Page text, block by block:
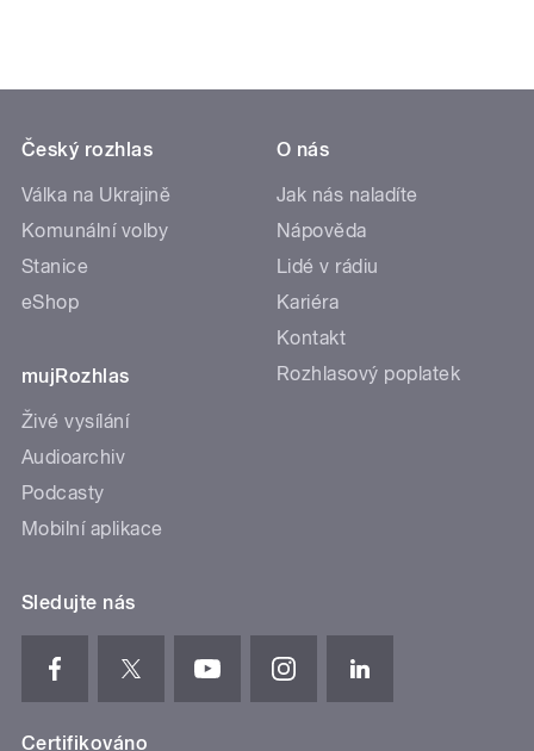
Český rozhlas
Válka na Ukrajině
Komunální volby
Stanice
eShop
mujRozhlas
Živé vysílání
Audioarchiv
Podcasty
Mobilní aplikace
O nás
Jak nás naladíte
Nápověda
Lidé v rádiu
Kariéra
Kontakt
Rozhlasový poplatek
Sledujte nás
Certifikováno